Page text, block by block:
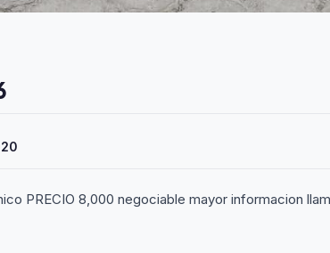
PRECIO 8,000 negociable mayor informacion